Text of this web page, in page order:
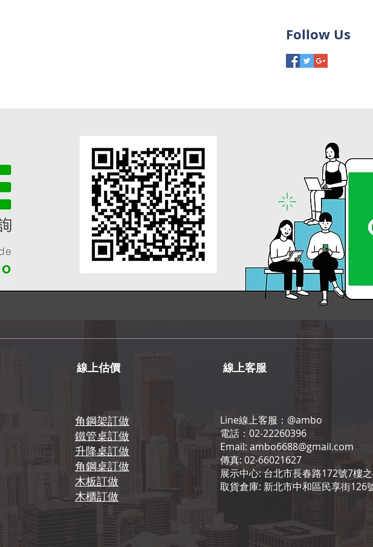
Follow Us
線上估價
角鋼架訂做
鐵管桌訂做
升降桌訂做
角鋼桌訂做
木板訂做
​木櫃訂做
線上客服
Line線上客服： @ambo
電話：02-22260396
Email: ambo6688@gmail.com
傳真: 02-66021627
展示中心: 台北市長春路172號7樓
取貨倉庫: 新北市中和區民享街126